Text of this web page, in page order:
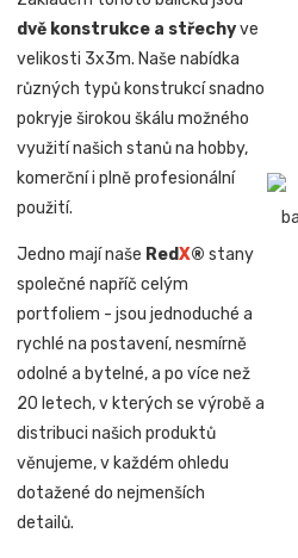
dvě konstrukce a střechyve
velikosti 3x3m. Naše nabídka
různých typů konstrukcí snadno
pokryje širokou škálu možného
využití našich stanů na hobby,
komerční i plně profesionální
použití.
Jedno mají naše RedX® stany
společné napříč celým
portfoliem - jsou jednoduché a
rychlé na postavení, nesmírně
odolné a bytelné, a po více než
20 letech, v kterých se výrobě a
distribuci našich produktů
věnujeme, v každém ohledu
dotažené do nejmenších
detailů.